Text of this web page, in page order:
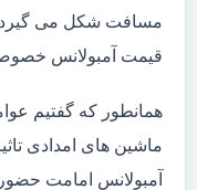
مسافت شکل می گیرد
قیمت آمبولانس
همانطور که گفتیم
ماشین های امدادی
آمبولانس امامت